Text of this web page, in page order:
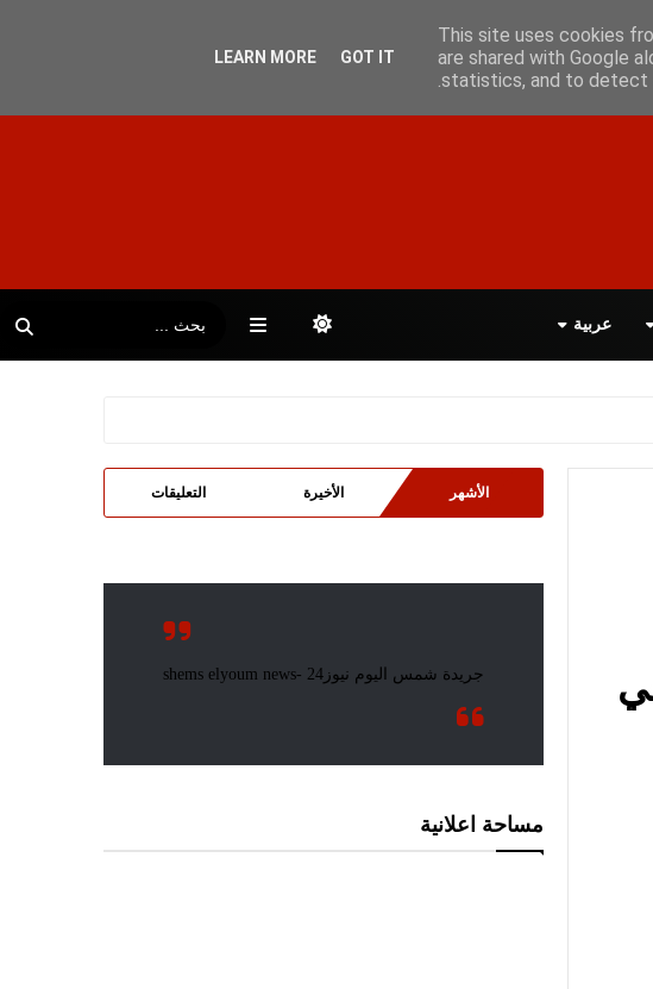
عربية
الأشهر الأخيرة التعليقات
مساحة اعلانية
This site uses cookies
are shared with Google
statistics, and to detect
LEARN MORE GOT IT